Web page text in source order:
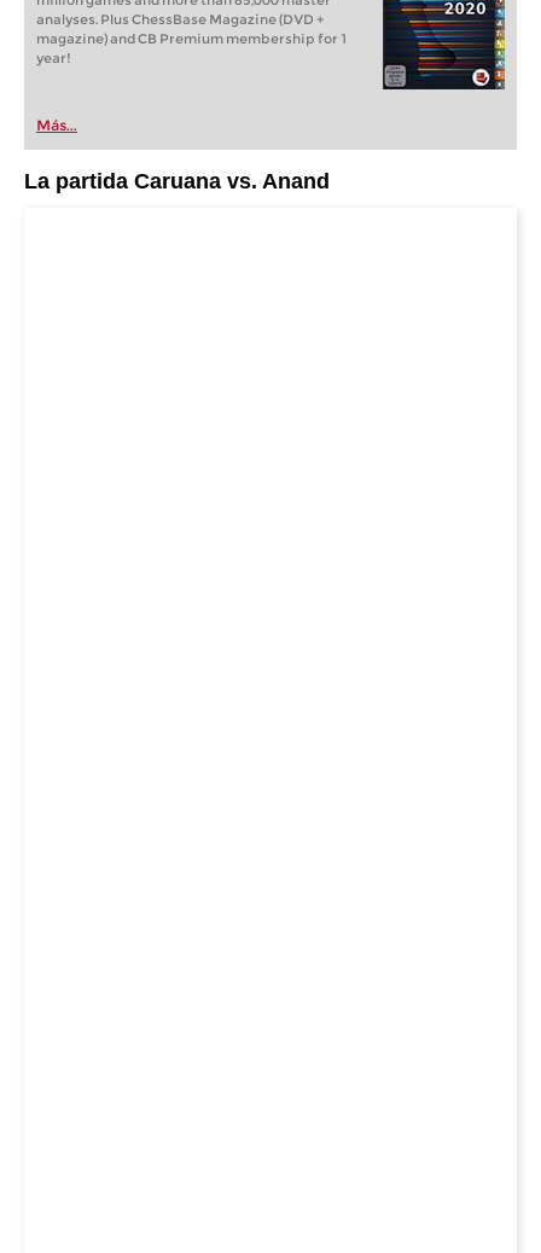
analyses. Plus ChessBase Magazine (DVD +
magazine) and CB Premium membership for 1
year!
Más...
La partida Caruana vs. Anand